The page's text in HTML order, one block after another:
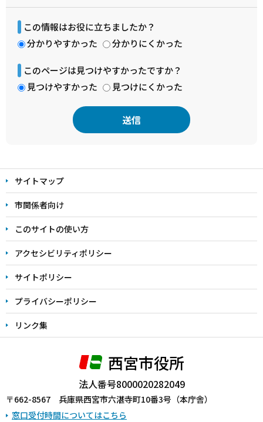
この情報はお役に立ちましたか？
分かりやすかった
分かりにくかった
このページは見つけやすかったですか？
見つけやすかった
見つけにくかった
文
こ
こ
ま
で
サイトマップ
市関係者向け
このサイトの使い方
アクセシビリティポリシー
サイトポリシー
プライバシーポリシー
リンク集
西宮市役所
法人番号8000020282049
〒662-8567 兵庫県西宮市六湛寺町10番3号（本庁舎）
窓口受付時間についてはこちら